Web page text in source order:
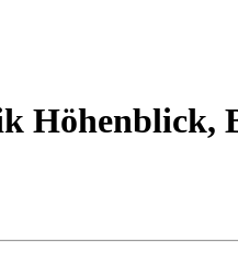
Höhenblick,